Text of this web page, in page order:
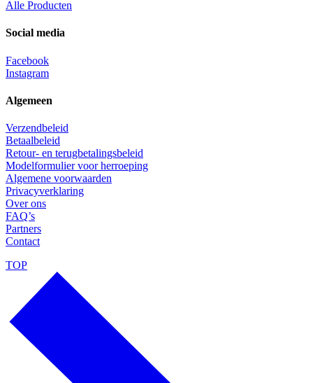
Alle Producten
Social media
Facebook
Instagram
Algemeen
Verzendbeleid
Betaalbeleid
Retour- en terugbetalingsbeleid
Modelformulier voor herroeping
Algemene voorwaarden
Privacyverklaring
Over ons
FAQ’s
Partners
Contact
TOP